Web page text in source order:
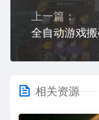
上一篇：
相关资源